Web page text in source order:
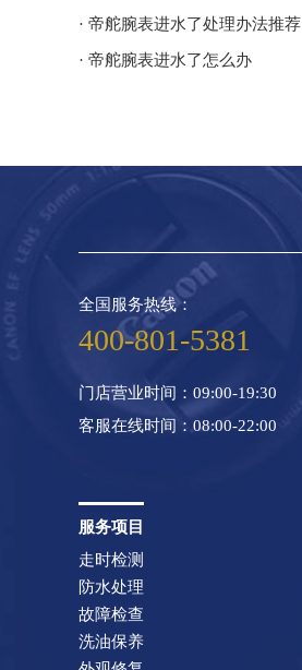
· 帝舵腕表进水了处理办法推荐
· 帝舵腕表进水了怎么办
全国服务热线：
400-801-5381
门店营业时间：09:00-19:30
客服在线时间：08:00-22:00
服务项目
走时检测
防水处理
故障检查
洗油保养